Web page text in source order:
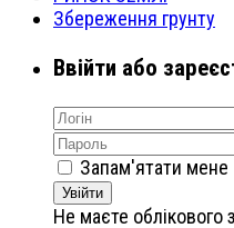
Збереження грунту
Ввійти або
Запам'ятати мене
Увійти
Не маєте облікового